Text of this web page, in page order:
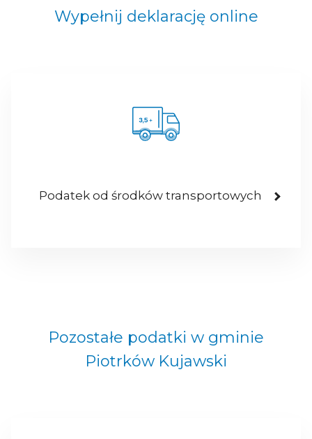
Wypełnij deklarację online
Podatek od środków transportowych
Pozostałe podatki w gminie
Piotrków Kujawski